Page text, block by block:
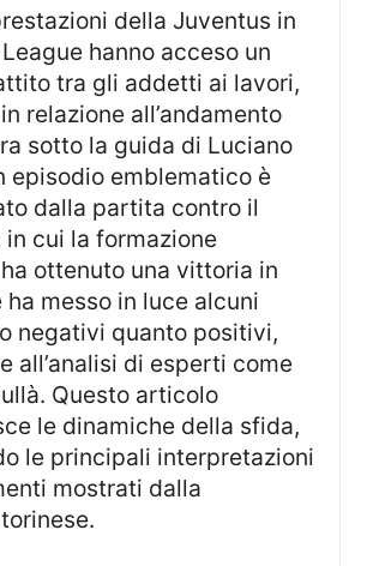
hanno acceso un
tra gli addetti ai lavori,
relazione all’andamento
sotto la guida di Luciano
episodio emblematico è
dalla partita contro il
in cui la formazione
ottenuto una vittoria in
messo in luce alcuni
negativi quanto positivi,
all’analisi di esperti come
Questo articolo
le dinamiche della sfida,
le principali interpretazioni
mostrati dalla